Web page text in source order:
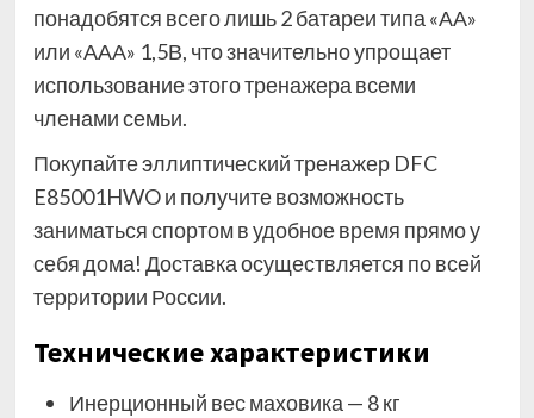
понадобятся всего лишь 2 батареи типа «АА»
или «ААА» 1,5В, что значительно упрощает
использование этого тренажера всеми
членами семьи.
Покупайте эллиптический тренажер DFC
E85001HWO и получите возможность
заниматься спортом в удобное время прямо у
себя дома! Доставка осуществляется по всей
территории России.
Технические характеристики
Инерционный вес маховика — 8 кг